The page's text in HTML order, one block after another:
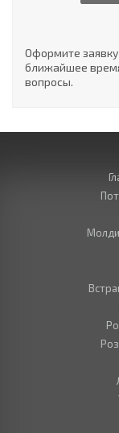
Оформите
ближайшее
вопросы.